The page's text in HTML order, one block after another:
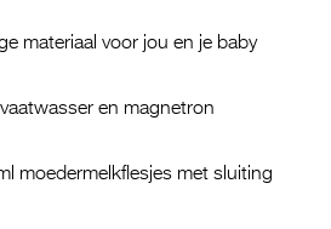
materiaal voor jou en je baby
en magnetron
moedermelkflesjes met sluiting